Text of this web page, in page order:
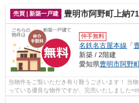
売買 | 新築一戸建 豊明市阿野町上納71-7【仲介手数
仲手無料
名鉄名古屋本線 「
新築 / 2階建
愛知県豊明市阿野
当物件をご覧いただき有り難うございます！ 当
っている優良な物件ですが、完売いたしました<m(__)m> ◆豊明